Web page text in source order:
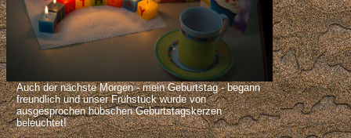
Auch der nächste Morgen - mein Geburtstag - begann
freundlich und unser Frühstück wurde von
ausgesprochen hübschen Geburtstagskerzen
beleuchtet!